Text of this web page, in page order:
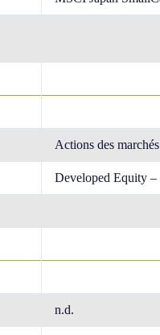
Actions des
Developed Equity –
n.d.